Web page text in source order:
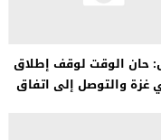
حان الوقت لوقف إطلاق
غزة والتوصل إلى اتفاق